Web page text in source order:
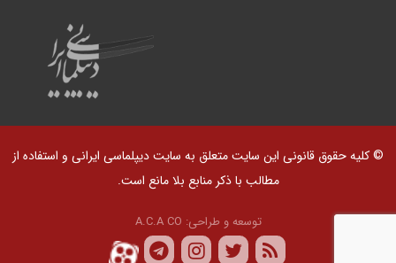
© کلیه حقوق قانونی این سایت متعلق به سایت دیپلماسی ایرانی و استفاده از
مطالب با ذکر منابع بلا مانع است.
توسعه و طراحی: A.C.A CO